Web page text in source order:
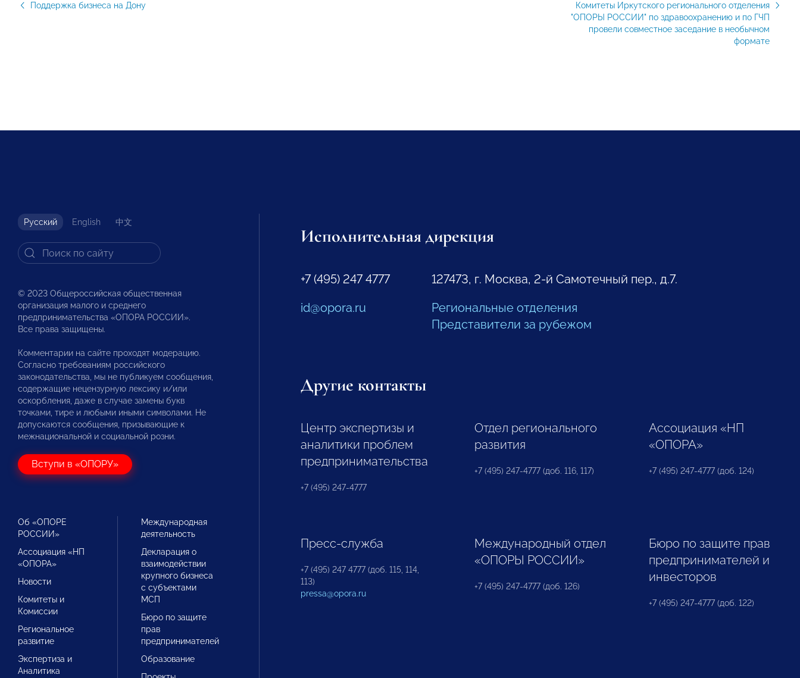
Поддержка бизнеса на Дону
Комитеты Иркутского регионального отделения
"ОПОРЫ РОССИИ" по здравоохранению и по ГЧП
провели совместное заседание в необычном
формате
Русский English 中文
© 2023 Общероссийская общественная
организация малого и среднего
предпринимательства «ОПОРА РОССИИ».
Все права защищены.
Комментарии на сайте проходят модерацию.
Согласно требованиям российского
законодательства, мы не публикуем сообщения,
содержащие нецензурную лексику и/или
оскорбления, даже в случае замены букв
точками, тире и любыми иными символами. Не
допускаются сообщения, призывающие к
межнациональной и социальной розни.
Вступи в «ОПОРУ»
Об «ОПОРЕ
РОССИИ»
Ассоциация «НП
«ОПОРА»
Новости
Комитеты и
Комиссии
Региональное
развитие
Экспертиза и
Аналитика
Международная
деятельность
Декларация о
взаимодействии
крупного бизнеса
с субъектами
МСП
Бюро по защите
прав
предпринимателей
Образование
Исполнительная дирекция
+7 (495) 247 4777
id@opora.ru
127473, г. Москва, 2-й Самотечный пер., д.7.
Региональные отделения
Представители за рубежом
Другие контакты
Центр экспертизы и
аналитики проблем
предпринимательства
+7 (495) 247-4777
Отдел регионального
развития
+7 (495) 247-4777 (доб. 116, 117)
Ассоциация «НП
«ОПОРА»
+7 (495) 247-4777 (доб. 124)
Пресс-служба
+7 (495) 247 4777 (доб. 115, 114,
113)
pressa@opora.ru
Международный отдел
«ОПОРЫ РОССИИ»
+7 (495) 247-4777 (доб. 126)
Бюро по защите прав
предпринимателей и
инвесторов
+7 (495) 247-4777 (доб. 122)